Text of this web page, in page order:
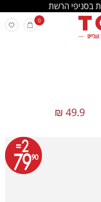
בסניפי הרשת
0
49.9 ₪